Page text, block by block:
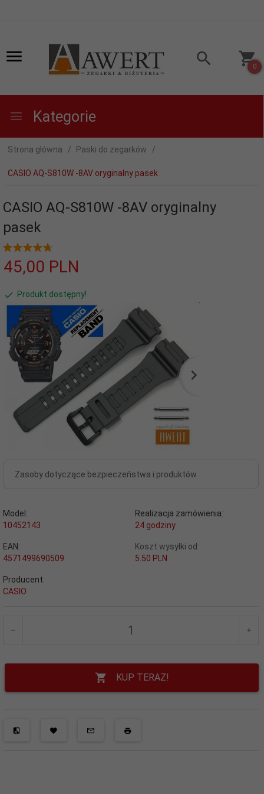
0
Kategorie
Strona główna Paski do zegarków
CASIO AQ-S810W -8AV oryginalny pasek
CASIO AQ-S810W -8AV oryginalny
pasek
45,00 PLN
Produkt dostępny!
Zasoby dotyczące bezpieczeństwa i produktów
Model:
10452143
Realizacja zamówienia:
24 godziny
EAN:
4571499690509
Koszt wysyłki od:
5.50 PLN
Producent:
CASIO
KUP TERAZ!